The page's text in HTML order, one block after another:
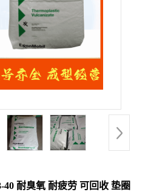
耐臭氧 耐疲劳 可回收 垫圈